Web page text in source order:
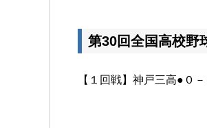
第30回全国高校野
【１回戦】神戸三高●０